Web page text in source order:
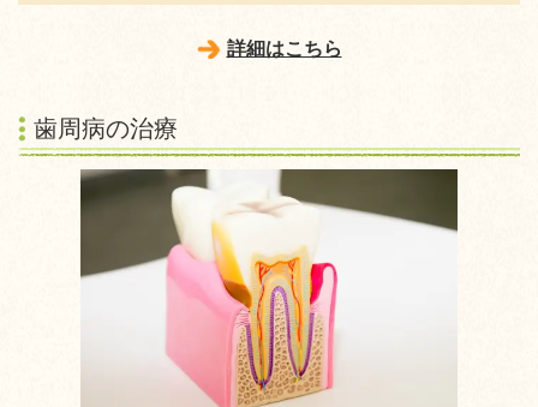
詳細はこちら
歯周病の治療